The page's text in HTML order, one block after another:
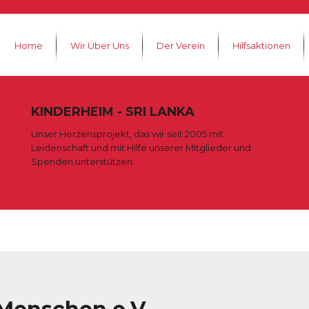
Home Wir Über Uns Der Verein Hilfsaktionen
KINDERHEIM - SRI LANKA
Unser Herzensprojekt, das wir seit 2005 mit
Leidenschaft und mit Hilfe unserer Mitglieder und
Spenden unterstützen.